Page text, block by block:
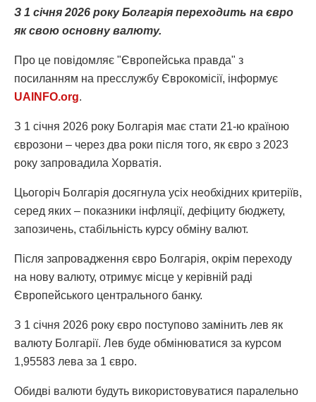
З 1 січня 2026 року Болгарія переходить на євро
як свою основну валюту.
Про це повідомляє "Європейська правда" з
посиланням на пресслужбу Єврокомісії, інформує
UAINFO.org.
З 1 січня 2026 року Болгарія має стати 21-ю країною
єврозони – через два роки після того, як євро з 2023
року запровадила Хорватія.
Цьогоріч Болгарія досягнула усіх необхідних критеріїв,
серед яких – показники інфляції, дефіциту бюджету,
запозичень, стабільність курсу обміну валют.
Після запровадження євро Болгарія, окрім переходу
на нову валюту, отримує місце у керівній раді
Європейського центрального банку.
З 1 січня 2026 року євро поступово замінить лев як
валюту Болгарії. Лев буде обмінюватися за курсом
1,95583 лева за 1 євро.
Обидві валюти будуть використовуватися паралельно